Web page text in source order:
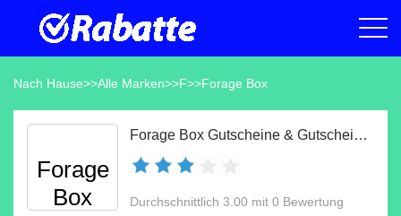
Nach Hause>>Alle Marken>>F>>Forage Box
Forage
Box
Forage Box Gutscheine & Gutscheincodes Aug 2026
Durchschnittlich 3.00 mit 0 Bewertung